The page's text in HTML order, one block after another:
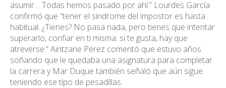
asumir… Todas hemos pasado por ahí.” Lourdes García
confirmó que “tener el síndrome del impostor es hasta
habitual. ¿Tienes? No pasa nada, pero tienes que intentar
superarlo, confiar en ti misma: si te gusta, hay que
atreverse.” Aintzane Pérez comentó que estuvo años
soñando que le quedaba una asignatura para completar
la carrera y Mar Duque también señaló que aún sigue
teniendo ese tipo de pesadillas.